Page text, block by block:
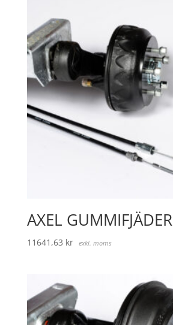
AXEL GUMMIFJÄDER
11641,63 kr exkl. moms